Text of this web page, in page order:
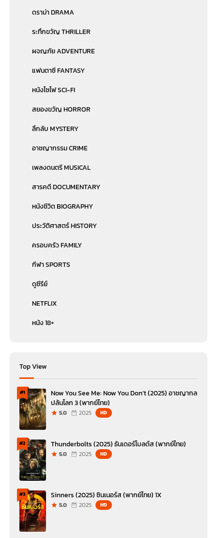
ดราม่า DRAMA
ระทึกขวัญ THRILLER
ผจญภัย ADVENTURE
แฟนตาซี FANTASY
หนังไซไฟ SCI-FI
สยองขวัญ HORROR
ลึกลับ MYSTERY
อาชญากรรม CRIME
เพลงดนตรี MUSICAL
สารคดี DOCUMENTARY
หนังชีวิต BIOGRAPHY
ประวัติศาสตร์ HISTORY
ครอบครัว FAMILY
กีฬา SPORTS
ดูซีรีย์
NETFLIX
หนัง 18+
Top View
#1
Now You See Me: Now You Don’t (2025) อาชญากล
ปล้นโลก 3 (พากย์ไทย)
5.0 2025 HD
#2 Thunderbolts (2025) ธันเดอร์โบลต์ส (พากย์ไทย)
5.0 2025 HD
#3 Sinners (2025) ซินเนอร์ส (พากย์ไทย) 1X
5.0 2025 HD